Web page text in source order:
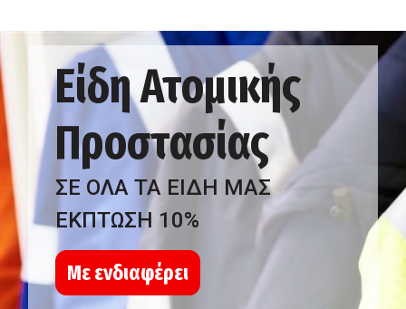
Είδη Ατομικής
Προστασίας
ΣΕ ΟΛΑ ΤΑ ΕΙΔΗ ΜΑΣ
ΕΚΠΤΩΣΗ 10%
Με ενδιαφέρει